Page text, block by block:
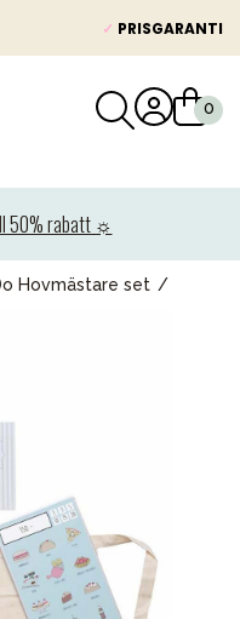
✓ PRISGARANTI
50% rabatt ☼
Hovmästare set